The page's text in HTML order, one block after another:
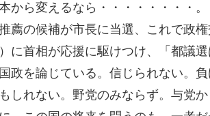
から変えるなら・・・・・・・・。
薦の候補が市長に当選、これで政権
に首相が応援に駆けつけ、「都議
政を論じている。信じられない。
しれない。野党のみならず。与党